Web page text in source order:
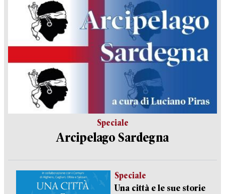
Speciale
Arcipelago Sardegna
Speciale
Una città e le sue storie